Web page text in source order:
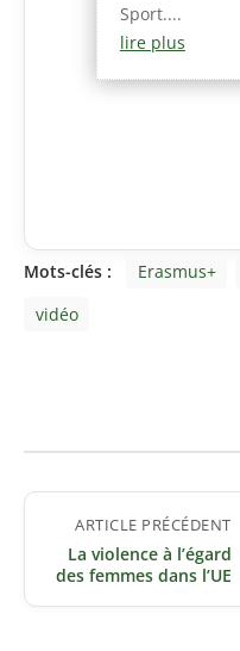
Sport....
lire plus
Mots-clés : Erasmus+
vidéo
Navigation
l’article
ARTICLE PRÉCÉDENT
La violence à l’égard
des femmes dans l’UE